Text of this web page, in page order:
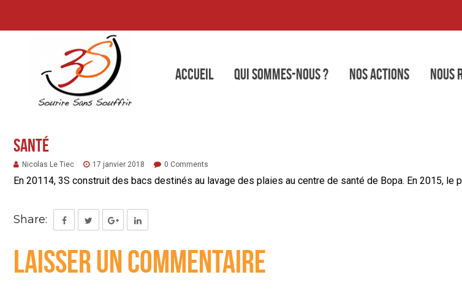
Accueil Qui sommes-nous ? Nos actions Nous
Santé
Nicolas Le Tiec 17 janvier 2018 0 Comments
En 20114, 3S construit des bacs destinés au lavage des plaies au centre de santé de Bopa. En 2015,
Share:
Laisser un commentaire